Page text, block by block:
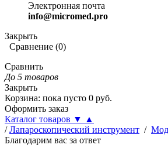
Электронная почта
info@micromed.pro
Закрыть
Сравнение (0)
Сравнить
До 5 товаров
Закрыть
Корзина: пока пусто 0 руб.
Оформить заказ
Каталог товаров ▼
▲
/ Лапароскопический инструмент /
Благодарим вас за ответ